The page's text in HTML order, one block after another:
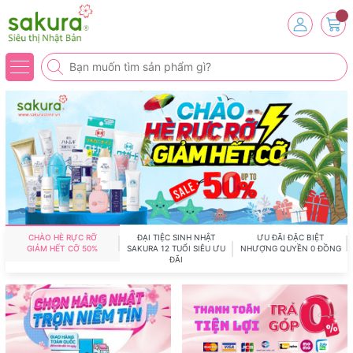
CHÀO HÈ RỰC RỠ
GIẢM HẾT CỠ 50%
ĐẠI TIỆC SINH NHẬT
SAKURA 12 TUỔI SIÊU ƯU
ĐÃI
ƯU ĐÃI ĐẶC BIỆT
NHƯỢNG QUYỀN 0 ĐỒNG